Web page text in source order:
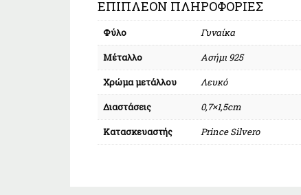
ΕΠΙΠΛΈΟΝ ΠΛΗΡΟΦΟΡΊΕΣ
Φύλο
Γυναίκα
Μέταλλο
Ασήμι 925
Χρώμα μετάλλου
Λευκό
Διαστάσεις
0,7×1,5cm
Κατασκευαστής
Prince Silvero